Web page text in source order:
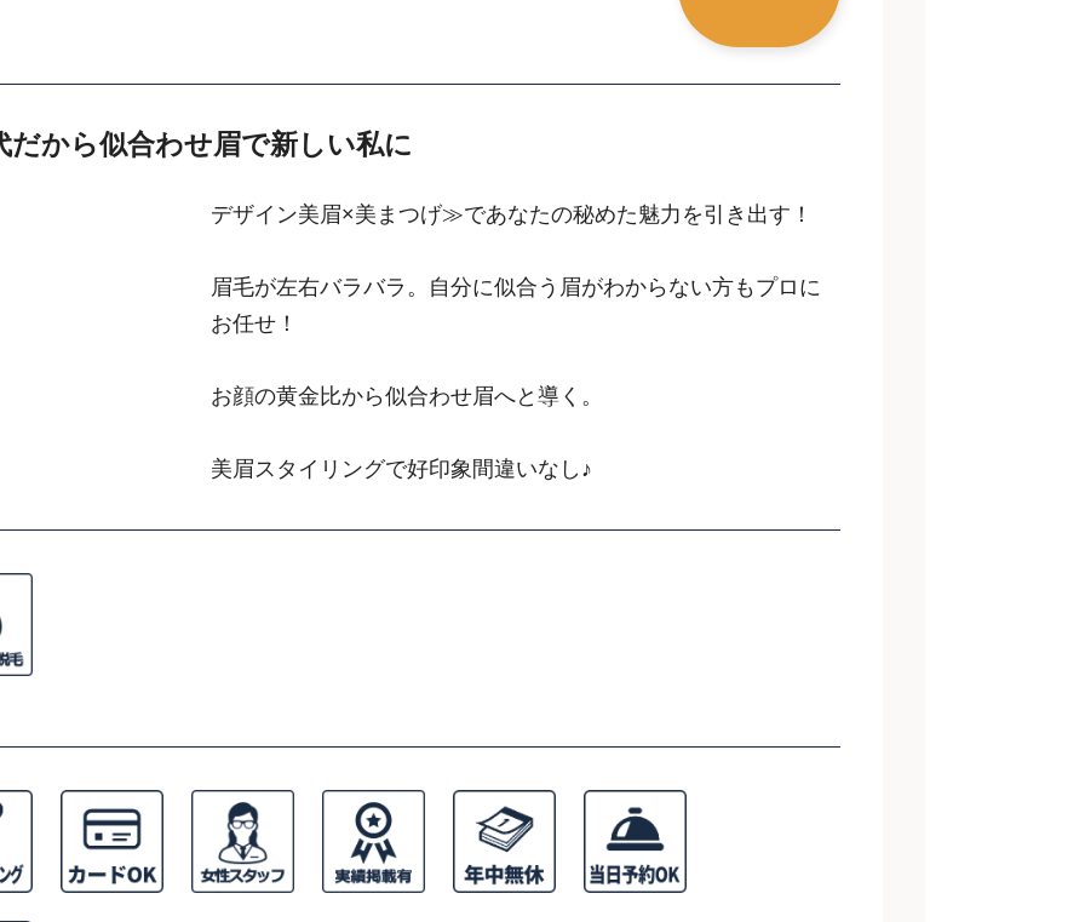
だから似合わせ眉で新しい私に
デザイン美眉×美まつげ≫であなたの秘めた魅力を引き出す！
眉毛が左右バラバラ。自分に似合う眉がわからない方もプロに
お任せ！
お顔の黄金比から似合わせ眉へと導く。
美眉スタイリングで好印象間違いなし♪